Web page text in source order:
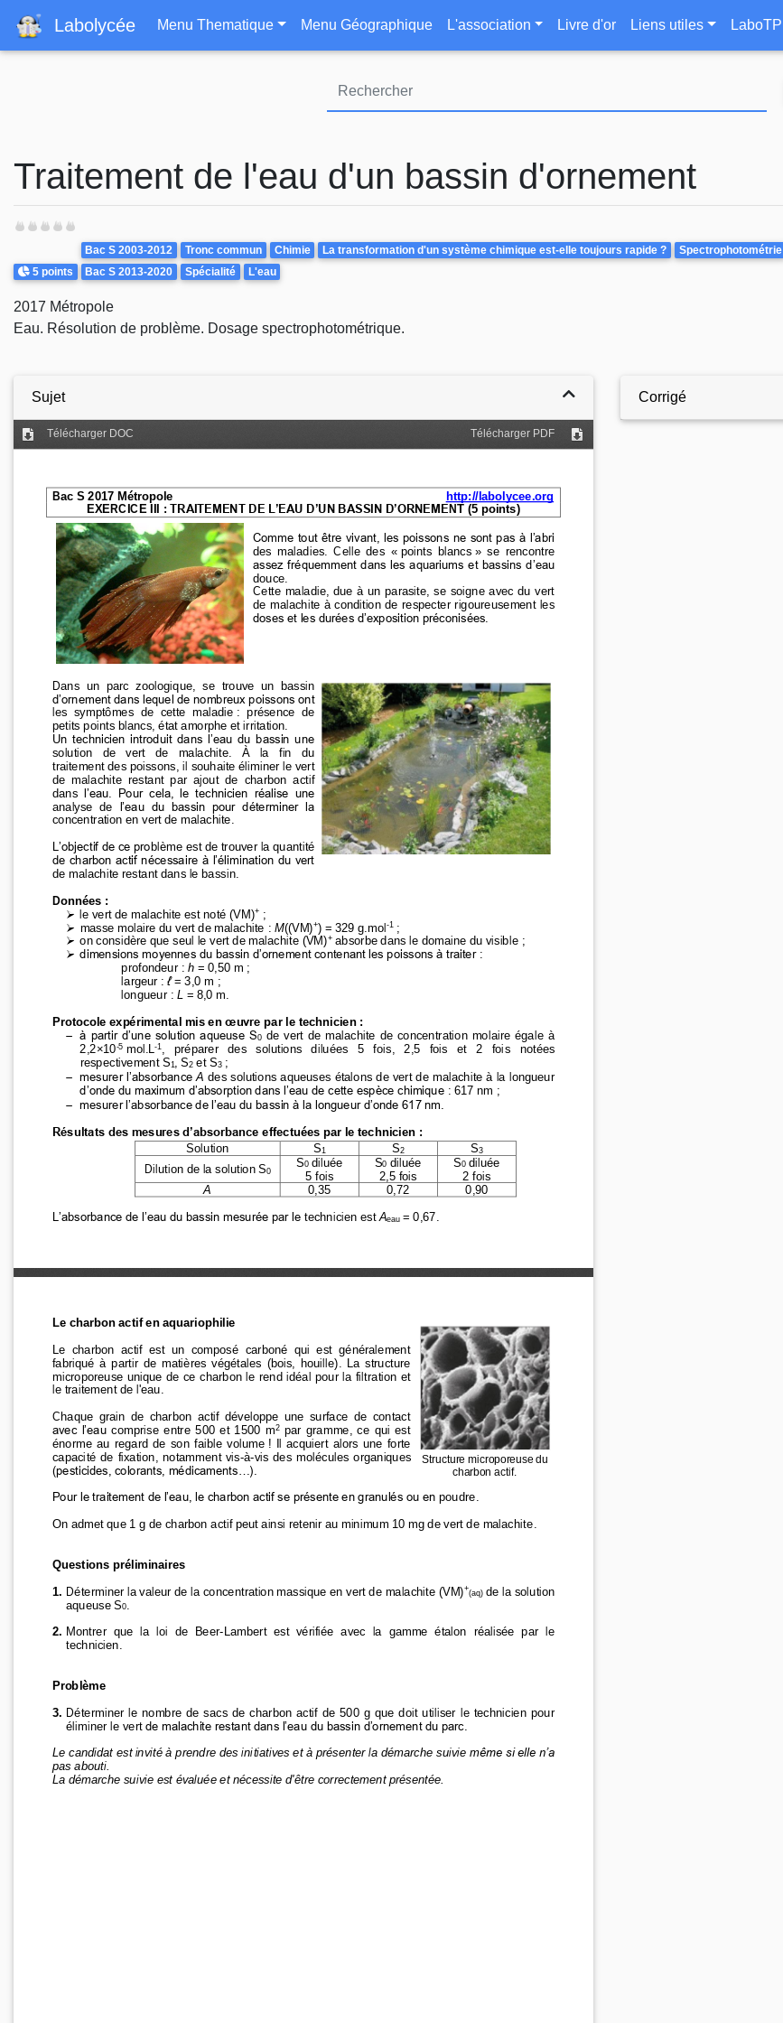
au
contenu
Labolycée Navigation principale
Menu Thematique Menu Géographique L'association Livre d'or Liens utiles LaboTP
Traitement de l'eau d'un bassin d'ornement
Points
5 points
Theme
Bac S 2003-2012 Tronc commun Chimie La transformation d'un système chimique est-elle toujours rapide ?
Spectrophotométrie
Bac S 2013-2020
Spécialité L'eau
2017 Métropole
Eau. Résolution de problème. Dosage spectrophotométrique.
Sujet Corrigé